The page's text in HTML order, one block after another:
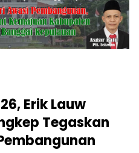
Erik Lauw
Tegaskan